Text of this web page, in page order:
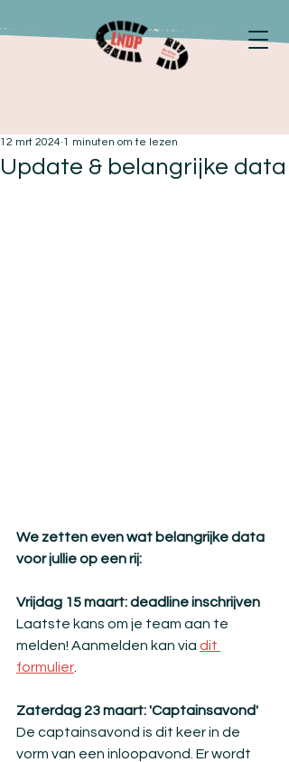
Update & belangrijke data
12 mrt 2024 1 minuten om te lezen
We zetten even wat belangrijke data
voor jullie op een rij:
Vrijdag 15 maart: deadline inschrijven
Laatste kans om je team aan te
melden! Aanmelden kan via dit
formulier
Zaterdag 23 maart: 'Captainsavond'
De captainsavond is dit keer in de
vorm van een inloopavond. Er wordt